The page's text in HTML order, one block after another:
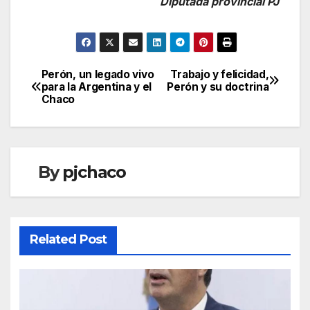
Navegación
de
Trabajo y felicidad,
Perón y su doctrina
Perón, un legado vivo
para la Argentina y el
Chaco
Bypjchaco
Related Post